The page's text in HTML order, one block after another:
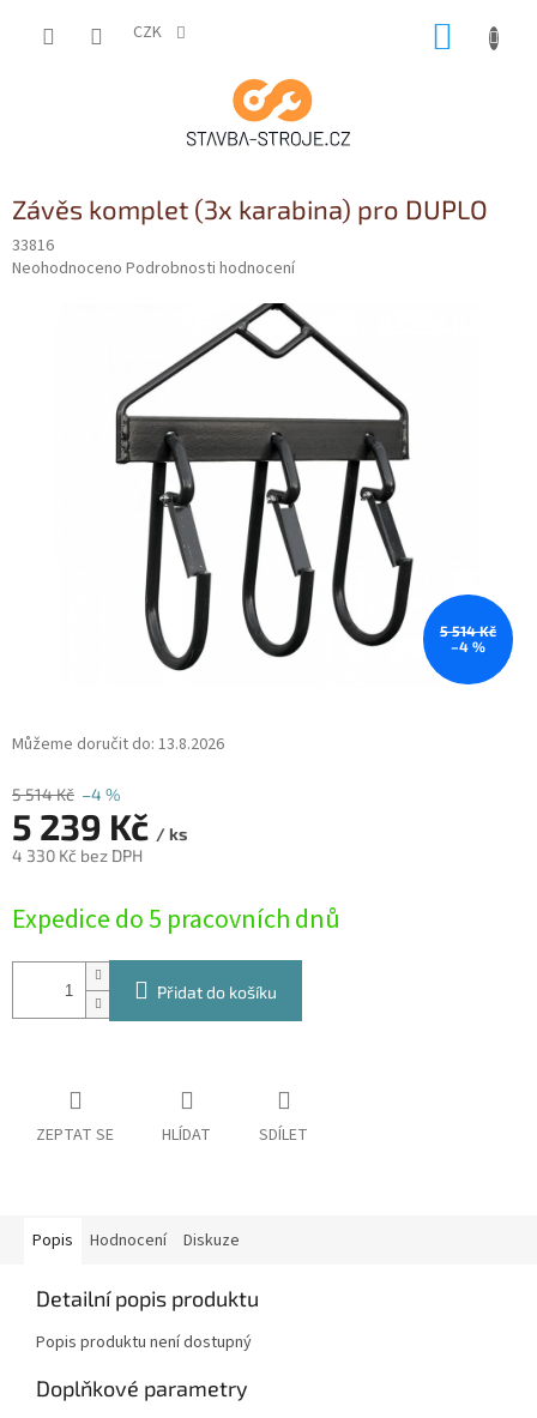
CZK
Závěs komplet (3x karabina) pro DUPLO
33816
Průměrné
Neohodnoceno Podrobnosti hodnocení
5 514 Kč
–4 %
5 514 Kč –4 %
5 239 Kč / ks
4 330 Kč bez DPH
cena:
Expedice do 5 pracovních dnů
Můžeme doručit do: 13.8.2026
Přidat do košíku
ZEPTAT SE HLÍDAT SDÍLET
Popis Hodnocení Diskuze
Detailní popis produktu
Popis produktu není dostupný
Doplňkové parametry